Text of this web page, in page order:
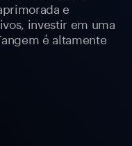
e
investir em uma
é altamente